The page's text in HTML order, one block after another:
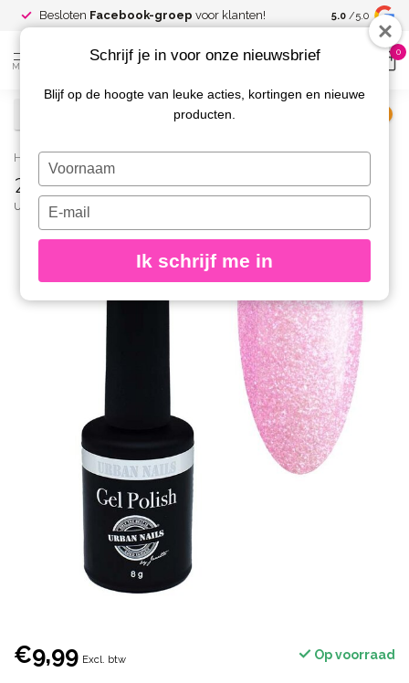
Besloten Facebook-groep voor klanten! Spaar voor
kortingen
5.0 /5.0
MENU
0
Home / 21 Enchanted Gelpolish 8 gr.
21 Enchanted Gelpolish 8 gr.
URBAN NAILS
€9,99 Excl. btw Op voorraad
Schrijf je in voor onze nieuwsbrief
Blijf op de hoogte van leuke acties, kortingen en nieuwe
producten.
Typ
je
naam
Typ
je
e-
in
Ik schrijf me in